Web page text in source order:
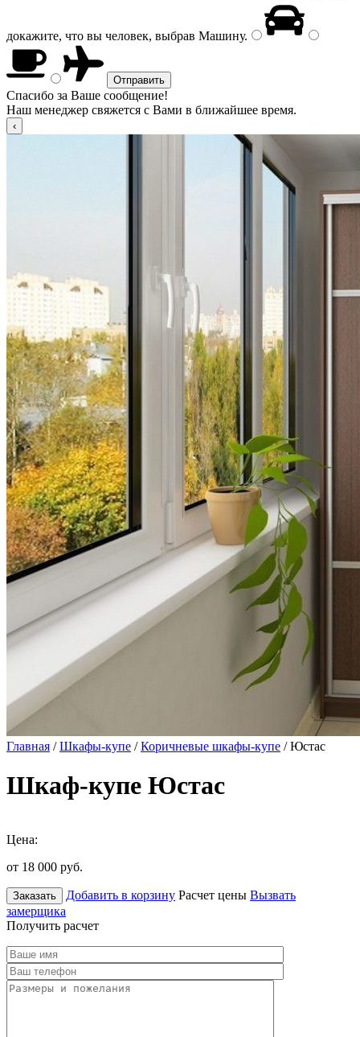
докажите, что вы человек, выбрав Машину.
Спасибо за Ваше сообщение!
Наш менеджер свяжется с Вами в ближайшее время.
Главная /Шкафы-купе /Коричневые шкафы-купе / Юстас
Шкаф-купе Юстас
Цена:
от 18 000 руб.
Заказать Добавить в корзину Расчет цены Вызвать
замерщика
Получить расчет